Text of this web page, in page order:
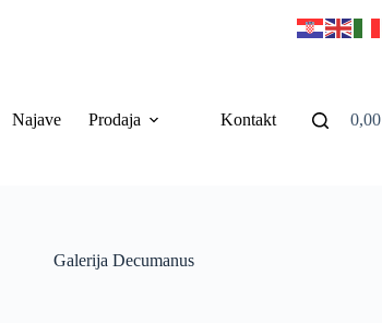
Najave Prodaja Kontakt 0,00
Galerija Decumanus